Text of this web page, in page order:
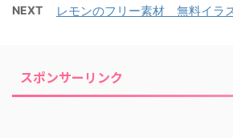
NEXT レモンのフリー素材 無料イラ
スポンサーリンク